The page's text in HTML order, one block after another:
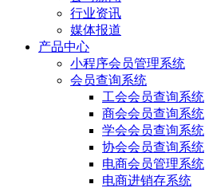
行业资讯
媒体报道
产品中心
小程序会员管理系统
会员查询系统
工会会员查询系统
商会会员查询系统
学会会员查询系统
协会会员查询系统
电商会员管理系统
电商进销存系统